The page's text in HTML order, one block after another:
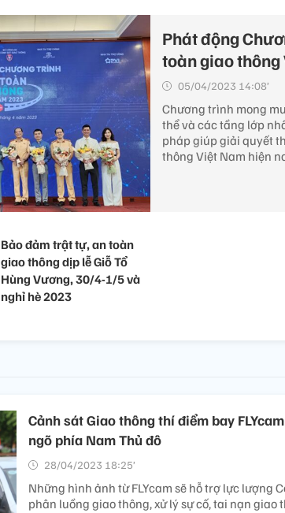
Phát động
toàn giao
05/04/2023 14:08’
Chương trình mong
thể và các tầng lớp
pháp giúp giải quyết
thông Việt Nam hiện
Bảo đảm trật tự, an toàn
giao thông dịp lễ Giỗ Tổ
Hùng Vương, 30/4-1/5 và
nghỉ hè 2023
Cảnh sát Giao thông thí điểm bay
ngõ phía Nam Thủ đô
28/04/2023 18:25’
Những hình ảnh từ FLYcam sẽ hỗ trợ lực lượng
phân luồng giao thông, xử lý sự cố, tai nạn giao